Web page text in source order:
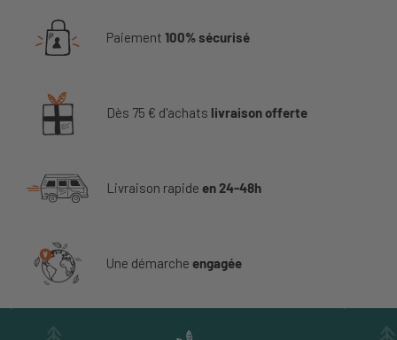
Paiement 100% sécurisé
Dès 75 € d'achats livraison offerte
Livraison rapide en 24-48h
Une démarche engagée